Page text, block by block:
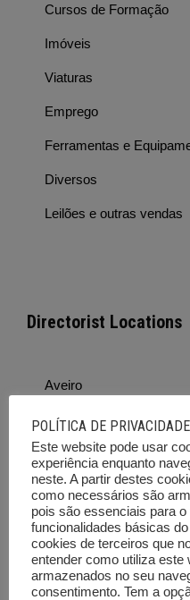
Cursos de Formação
Imóveis
Viaturas
Emprego
Ferramentas e
Diversos
Leilões e outras vendas
Directorist Locations
Aveiro
Beja
Braga
Bragança
Castelo Branco
Coimbra
Évora
POLÍTICA DE PRIVACIDADE
Este website pode usar
experiência enquanto
neste. A partir destes
como necessários são
pois são essenciais para
funcionalidades básicas
cookies de terceiros que
entender como utiliza
armazenados no seu
consentimento. Tem a